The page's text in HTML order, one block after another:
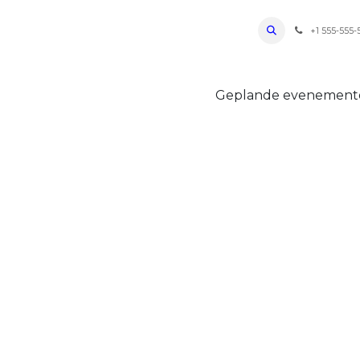
Bevoorradingen FAQ+1 555-555-
Geplande